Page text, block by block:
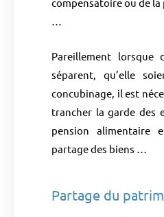
…
Pareillement lorsque
séparent, qu’elle
concubinage, il est
trancher la garde des
pension alimentaire
partage des biens …
Partage du